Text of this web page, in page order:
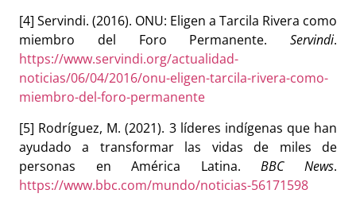
[4] Servindi. (2016). ONU: Eligen a Tarcila Rivera como
miembro del Foro Permanente. Servindi.
https://www.servindi.org/actualidad-
noticias/06/04/2016/onu-eligen-tarcila-rivera-como-
miembro-del-foro-permanente
[5] Rodríguez, M. (2021). 3 líderes indígenas que han
ayudado a transformar las vidas de miles de
personas en América Latina.BBC News.
https://www.bbc.com/mundo/noticias-56171598